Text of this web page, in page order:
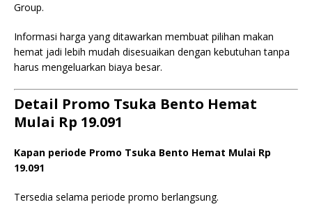
Group.
Informasi harga yang ditawarkan membuat pilihan makan
hemat jadi lebih mudah disesuaikan dengan kebutuhan tanpa
harus mengeluarkan biaya besar.
Detail Promo Tsuka Bento Hemat
Mulai Rp 19.091
Kapan periode Promo Tsuka Bento Hemat Mulai Rp
19.091
Tersedia selama periode promo berlangsung.